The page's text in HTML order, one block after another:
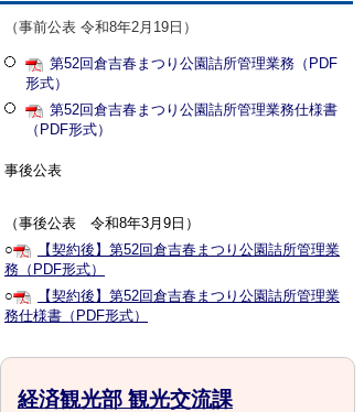
（事前公表 令和8年2月19日）
第52回倉吉春まつり公園詰所管理業務（PDF
形式）
第52回倉吉春まつり公園詰所管理業務仕様書
（PDF形式）
事後公表
（事後公表 令和8年3月9日）
○
【契約後】第52回倉吉春まつり公園詰所管理業
務（PDF形式）
○
【契約後】第52回倉吉春まつり公園詰所管理業
務仕様書（PDF形式）
経済観光部 観光交流課